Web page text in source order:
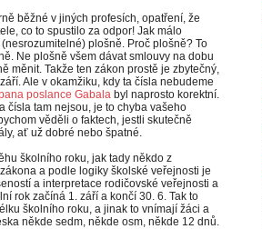
běžné v jiných profesích, opatření, že
co to spustilo za odpor! Jak málo
plošně. Proč plošně? To
Ne plošně všem dávat smlouvy na dobu
měnit. Takže ten zákon prostě je zbytečný,
Ale v okamžiku, kdy ta čísla nebudeme
poslance Gabala byl naprosto korektní.
čísla tam nejsou, je to chyba vašeho
věděli o faktech, jestli skutečně
ať už dobré nebo špatné.
školního roku, jak tady někdo z
a podle logiky školské veřejnosti je
a interpretace rodičovské veřejnosti a
rok začíná 1. září a končí 30. 6. Tak to
školního roku, a jinak to vnímají žáci a
někde sedm, někde osm, někde 12 dnů.